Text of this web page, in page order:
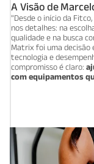
A Visão de
"Desde o início da
nos detalhes: na
qualidade e na busca
Matrix foi uma decisão
tecnologia e
compromisso é claro:
com equipamentos